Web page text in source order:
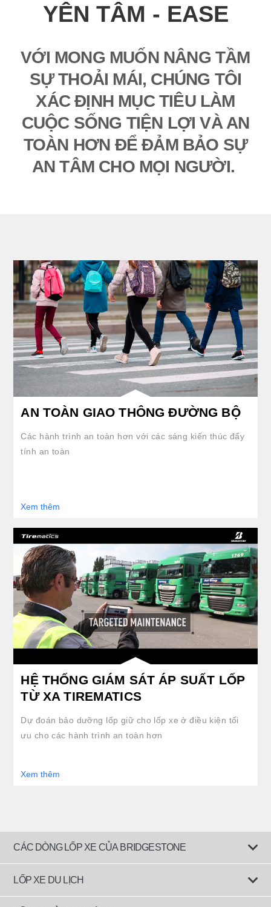
YÊN TÂM - EASE
VỚI MONG MUỐN NÂNG TẦM
SỰ THOẢI MÁI, CHÚNG TÔI
XÁC ĐỊNH MỤC TIÊU LÀM
CUỘC SỐNG TIỆN LỢI VÀ AN
TOÀN HƠN ĐỂ ĐẢM BẢO SỰ
AN TÂM CHO MỌI NGƯỜI.
clickable image of An toàn giao thông đường bộ
AN TOÀN GIAO THÔNG ĐƯỜNG BỘ
Các hành trình an toàn hơn với các sáng kiến thúc đẩy
tính an toàn
Xem thêm
clickable image of Hệ thống giám sát áp suất lốp từ xa Tirematics
HỆ THỐNG GIÁM SÁT ÁP SUẤT LỐP
TỪ XA TIREMATICS
Dự đoán bảo dưỡng lốp giữ cho lốp xe ở điều kiện tối
ưu cho các hành trình an toàn hơn
Xem thêm
CÁC DÒNG LỐP XE CỦA BRIDGESTONE
LỐP XE DU LỊCH